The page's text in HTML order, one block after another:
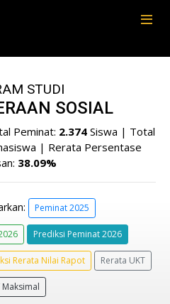
STUDI
SOSIAL
Peminat: 2.374 Siswa | Total
| Rerata Persentase
38.09%
Peminat 2025
Prediksi Peminat 2026
Rerata Nilai Rapot Rerata UKT
Maksimal